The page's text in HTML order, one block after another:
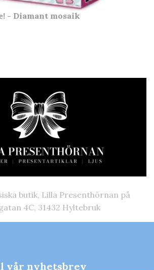
butik, Lilla Presenthörnan på
4C, 31432 Hyltebruk
- Diamant mosaik
vår nyhetsbrev